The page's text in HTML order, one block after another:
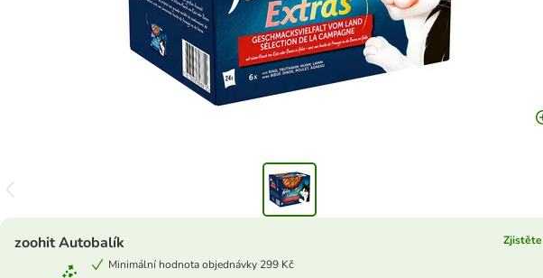
zoohit Autobalík
Zjistěte
Minimální hodnota objednávky 299 Kč